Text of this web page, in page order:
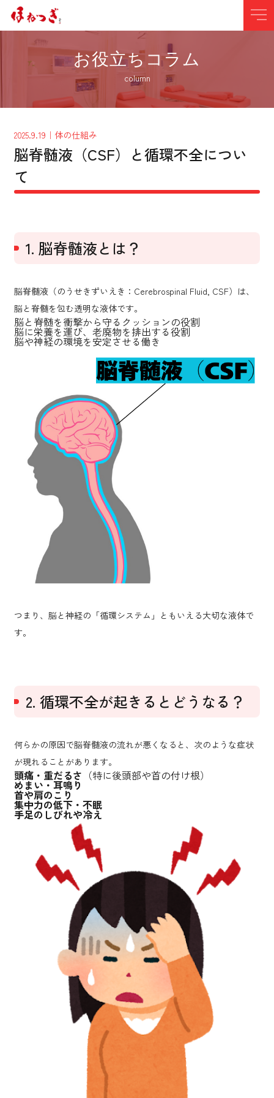
お役立ちコラム
column
2025.9.19 ｜体の仕組み
脳脊髄液（CSF）と循環不全につい
て
1. 脳脊髄液とは？
脳脊髄液（のうせきずいえき：Cerebrospinal Fluid, CSF）は、
脳と脊髄を包む透明な液体です。
脳と脊髄を衝撃から守るクッションの役割
脳に栄養を運び、老廃物を排出する役割
脳や神経の環境を安定させる働き
つまり、脳と神経の「循環システム」ともいえる大切な液体で
す。
2. 循環不全が起きるとどうなる？
何らかの原因で脳脊髄液の流れが悪くなると、次のような症状
が現れることがあります。
頭痛・重だるさ （特に後頭部や首の付け根）
めまい・耳鳴り
首や肩のこり
集中力の低下・不眠
手足のしびれや冷え